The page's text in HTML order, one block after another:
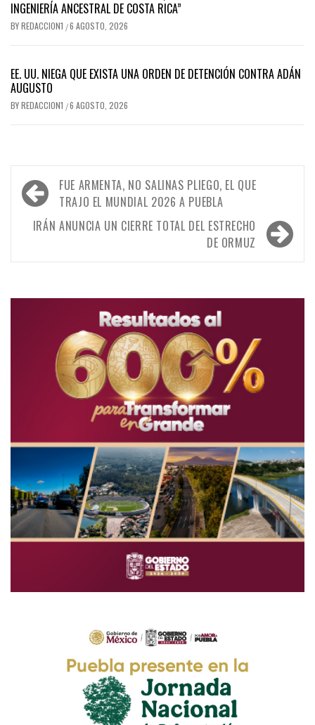
INGENIERÍA ANCESTRAL DE COSTA RICA”
BYREDACCION1 /6 AGOSTO, 2026
EE. UU. NIEGA QUE EXISTA UNA ORDEN DE DETENCIÓN CONTRA ADÁN
AUGUSTO
BYREDACCION1 /6 AGOSTO, 2026
Navegación
de
entradas
FUE ARMENTA, NO SALINAS PLIEGO, EL QUE
TRAJO EL MUNDIAL 2026 A PUEBLA
IRÁN ANUNCIA UN CIERRE TOTAL DEL ESTRECHO
DE ORMUZ